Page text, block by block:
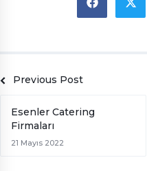
Previous Post
Esenler Catering
Firmaları
21 Mayıs 2022